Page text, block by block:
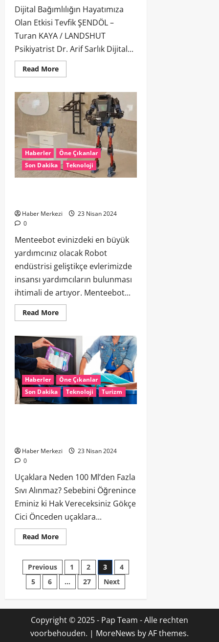
Dijital Bağımlılığın Hayatımıza
Olan Etkisi Tevfik ŞENDÖL –
Turan KAYA / LANDSHUT
Psikiyatrist Dr. Arif Sarlık Dijital...
Read More
Haberler
Öne Çıkanlar
Son Dakika
Teknoloji
Haber Merkezi
23 Nisan 2024
0
Menteebot evinizdeki en büyük
yardımcınız olacak Robot
endüstrisi geliştikçe evlerimizde
insansı yardımcıların bulunması
ihtimali de artıyor. Menteebot...
Read More
Haberler
Öne Çıkanlar
Son Dakika
Teknoloji Turizm
Haber Merkezi
23 Nisan 2024
0
Uçaklara Neden 100 Ml’den Fazla
Sıvı Alınmaz? Sebebini Öğrenince
Eminiz ki Hak Vereceksiniz Gökçe
Cici Önceden uçaklara...
Read More
Previous 1 2 3
4
5
6 … 27 Next
Copyright © 2025 - Pap Team - Alle rechten
voorbehouden. | MoreNews by AF themes.